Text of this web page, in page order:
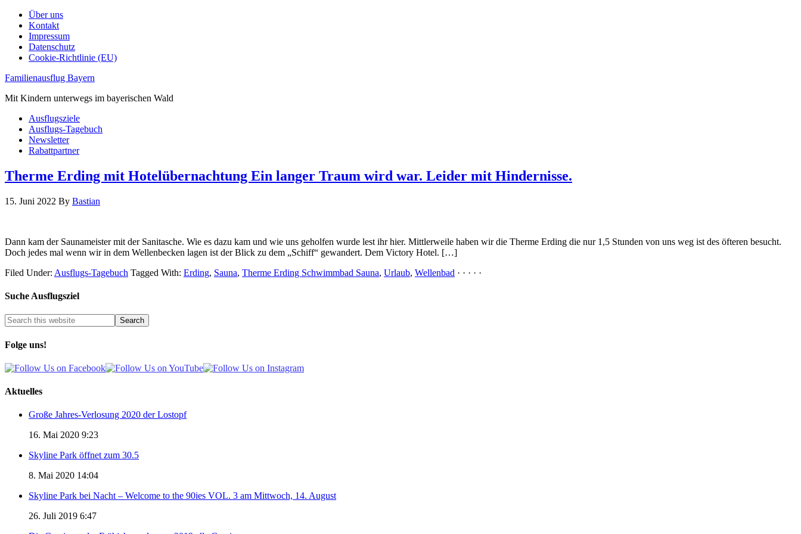
Über uns
Kontakt
Impressum
Datenschutz
Cookie-Richtlinie (EU)
Familienausflug Bayern
Mit Kindern unterwegs im bayerischen Wald
Ausflugsziele
Ausflugs-Tagebuch
Newsletter
Rabattpartner
Therme Erding mit Hotelübernachtung Ein langer Traum wird war. Leider mit Hindernisse.
15. Juni 2022 By Bastian
Dann kam der Saunameister mit der Sanitasche. Wie es dazu kam und wie uns geholfen wurde lest ihr hier. Mittlerweile haben wir die Therme Erding die nur 1,5 Stunden von uns weg ist des öfteren besucht.
Doch jedes mal wenn wir in dem Wellenbecken lagen ist der Blick zu dem „Schiff“ gewandert. Dem Victory Hotel. […]
Filed Under: Ausflugs-Tagebuch Tagged With: Erding, Sauna, Therme Erding Schwimmbad Sauna, Urlaub, Wellenbad · · · · ·
Suche Ausflugsziel
Folge uns!
Aktuelles
Große Jahres-Verlosung 2020 der Lostopf
16. Mai 2020 9:23
Skyline Park öffnet zum 30.5
8. Mai 2020 14:04
Skyline Park bei Nacht – Welcome to the 90ies VOL. 3 am Mittwoch, 14. August
26. Juli 2019 6:47